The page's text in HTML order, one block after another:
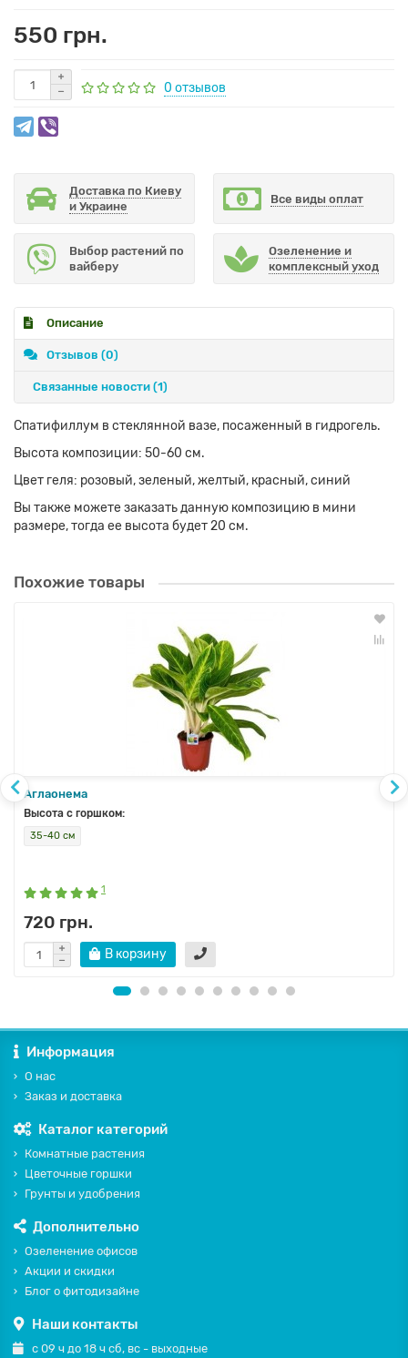
550 грн.
0 отзывов
Доставка по Киеву
и Украине
Все виды оплат
Выбор растений по
вайберу
Озеленение и
комплексный уход
Описание
Отзывов (0)
Связанные новости (1)
Спатифиллум в стеклянной вазе, посаженный в гидрогель.
Высота композиции: 50-60 см.
Цвет геля: розовый, зеленый, желтый, красный, синий
Вы также можете заказать данную композицию в мини
размере, тогда ее высота будет 20 см.
Похожие товары
Аглаонема
Высота с горшком:
35-40 см
1
720 грн.
В корзину
Информация
О нас
Заказ и доставка
Каталог категорий
Комнатные растения
Цветочные горшки
Грунты и удобрения
Дополнительно
Озеленение офисов
Акции и скидки
Блог о фитодизайне
Наши контакты
с 09 ч до 18 ч сб, вс - выходные